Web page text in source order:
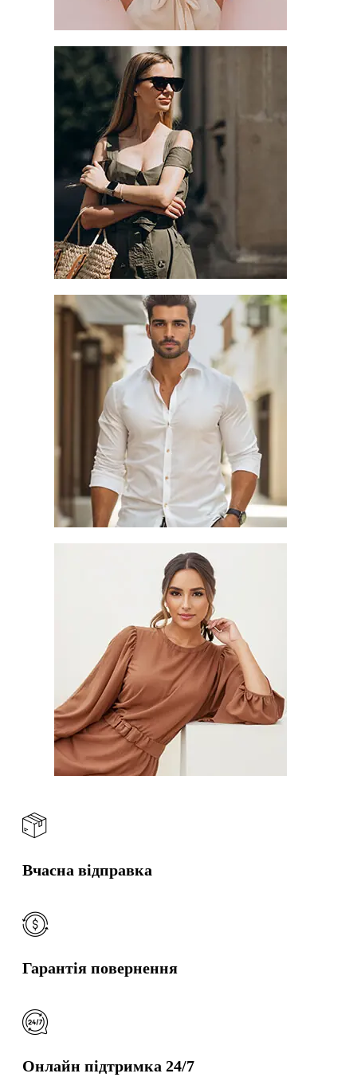
Вчасна відправка
Гарантія повернення
Онлайн підтримка 24/7